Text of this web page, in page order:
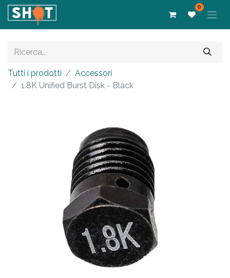
0
Tutti i prodotti
Accessori
1.8K Unified Burst Disk - Black